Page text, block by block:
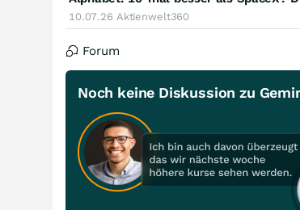
10.07.26 Aktienwelt360
Forum
Noch keine Diskussion zu